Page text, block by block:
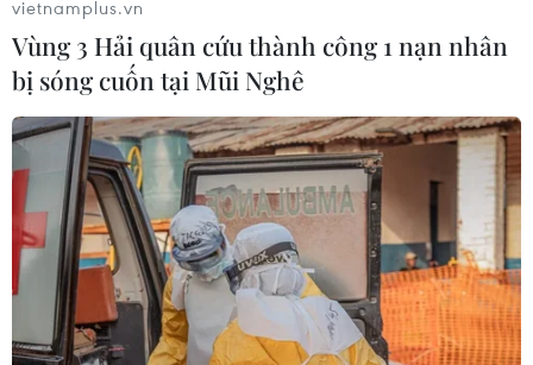
Hợp tác xã đặt ra là tư vấn, hướng dẫn, hỗ trợ
các hợp tác xã, tổ chức thành viên đổi mới phát
triển bền vững quan nâng cao chất lượng công
tác bồi dưỡng, tập huấn; tổ chức chương trình
liên kết, phối hợp hoạt động với Liên minh Hợp
tác xã các tỉnh, thành phố, sở ngành quận,
huyện xây dựng mối liên kết, tiêu thụ sản
phẩm./.
(TTXVN/Vietnam+)
vietnamplus.vn
Vùng 3 Hải quân cứu thành công 1 nạn nhân
bị sóng cuốn tại Mũi Nghê